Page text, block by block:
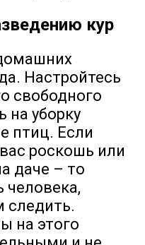
кур
Настройтесь
свободного
на уборку
птиц. Если
роскошь или
даче – то
человека,
следить.
на этого